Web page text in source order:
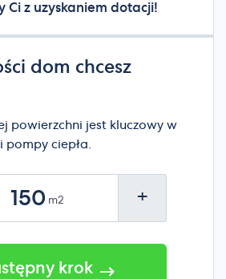
Ci z uzyskaniem dotacji!
dom chcesz
powierzchni jest kluczowy w
pompy ciepła.
+
krok